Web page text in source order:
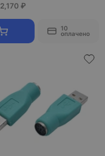
2,170 ₽
10
оплачено